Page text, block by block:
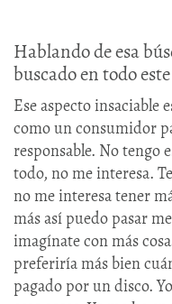
Hablando de esa
buscado en todo
Ese aspecto insaciable
como un consumidor
responsable. No tengo
todo, no me interesa.
no me interesa tener
más así puedo pasar
imagínate con más
preferiría más bien
pagado por un disco.